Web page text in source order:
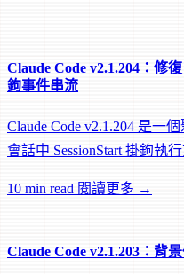
Claude Code v2.1.204：修
鉤事件串流
Claude Code v2.1.204 是一
會話中 SessionStart 掛鉤執
10 min read 閱讀更多 →
Claude Code v2.1.203：背